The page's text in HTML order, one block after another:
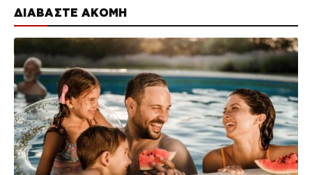
ΔΙΑΒΑΣΤΕ ΑΚΟΜΗ